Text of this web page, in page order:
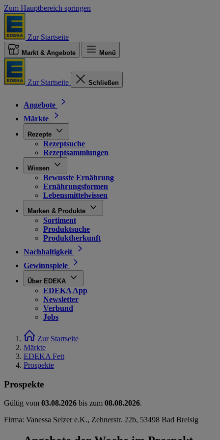
Zum Hauptbereich springen
Zur Startseite
Markt & Angebote Menü
Zur Startseite Schließen
Angebote
Märkte
Rezepte
Rezeptsuche
Rezeptsammlungen
Wissen
Bewusste Ernährung
Ernährungsformen
Lebensmittelwissen
Marken & Produkte
Sortiment
Produktsuche
Produktherkunft
Nachhaltigkeit
Gewinnspiele
Über EDEKA
EDEKA App
Newsletter
Verbund
Jobs
Zur Startseite
Märkte
EDEKA Fett
Prospekte
Prospekte
Gültig vom 03.08.2026 bis zum 08.08.2026.
Firma: Vanessa Selzer e.K., Zehnerstr. 22b, 53498 Bad Breisig